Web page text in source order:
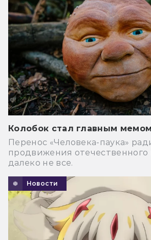
Колобок стал главным мемом
Перенос «Человека-паука»
продвижения
далеко не все.
Новости